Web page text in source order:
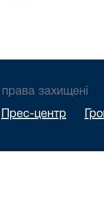
захищені
Прес-центр